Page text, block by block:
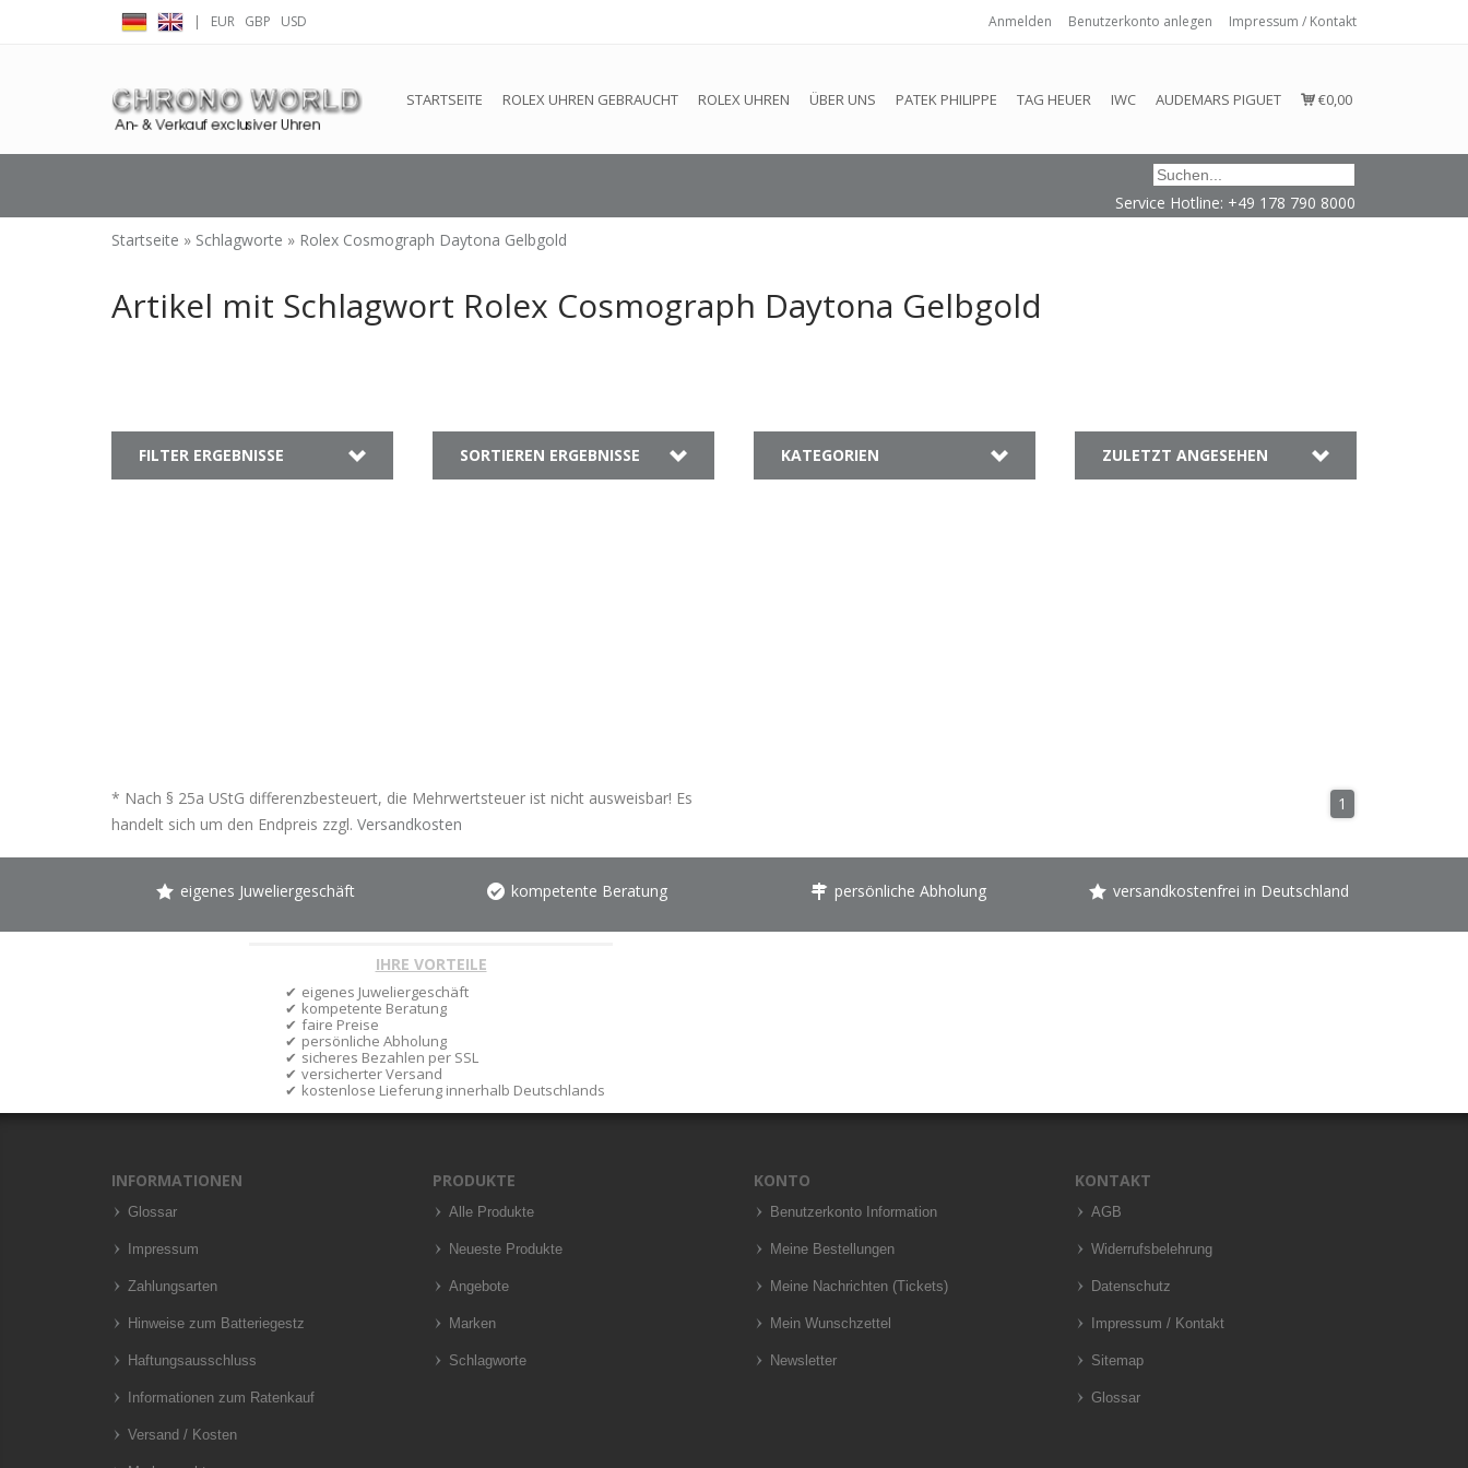
| EUR GBP USD Anmelden Benutzerkonto anlegen Impressum / Kontakt
STARTSEITE ROLEX UHREN GEBRAUCHT ROLEX UHREN ÜBER UNS PATEK PHILIPPE TAG HEUER IWC AUDEMARS PIGUET €0,00
Service Hotline: +49 178 790 8000
Startseite » Schlagworte » Rolex Cosmograph Daytona Gelbgold
Artikel mit Schlagwort Rolex Cosmograph Daytona Gelbgold
FILTER ERGEBNISSE SORTIEREN ERGEBNISSE KATEGORIEN ZULETZT ANGESEHEN
* Nach § 25a UStG differenzbesteuert, die Mehrwertsteuer ist nicht ausweisbar! Es
handelt sich um den Endpreis zzgl. Versandkosten
1
eigenes Juweliergeschäft kompetente Beratung persönliche Abholung versandkostenfrei in Deutschland
IHRE VORTEILE
eigenes Juweliergeschäft
kompetente Beratung
faire Preise
persönliche Abholung
sicheres Bezahlen per SSL
versicherter Versand
kostenlose Lieferung innerhalb Deutschlands
INFORMATIONEN
Glossar
Impressum
Zahlungsarten
Hinweise zum Batteriegestz
Haftungsausschluss
Informationen zum Ratenkauf
Versand / Kosten
PRODUKTE
Alle Produkte
Neueste Produkte
Angebote
Marken
Schlagworte
KONTO
Benutzerkonto Information
Meine Bestellungen
Meine Nachrichten (Tickets)
Mein Wunschzettel
Newsletter
KONTAKT
AGB
Widerrufsbelehrung
Datenschutz
Impressum / Kontakt
Sitemap
Glossar
← Zurück zum Backoffice Dieser Shop befindet sich im Aufbau. Eventuell können nicht alle Bestellungen eingehalten oder erfüllt werden.